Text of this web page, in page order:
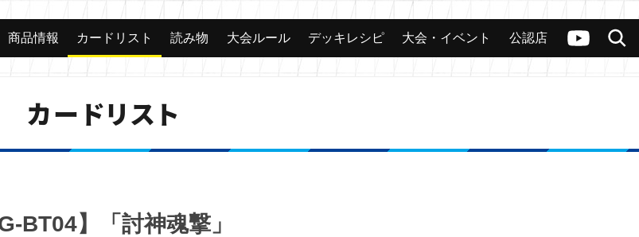
ヴァンガードch
検索
カード 大会 公認店舗 その他
商品情報 カードリスト 読み物 大会ルール デッキレシピ 大会・イベント 公認店
カードリスト
G-BT04】「討神魂撃」